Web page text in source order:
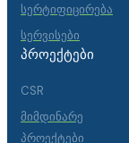
სერტიფიცირება
სერვისები
ᲞᲠᲝᲔᲥᲢᲔᲑᲘ
CSR
მიმდინარე
პროექტები